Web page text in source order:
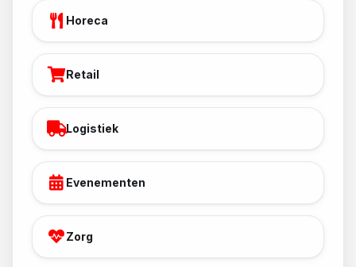
Horeca
Retail
Logistiek
Evenementen
Zorg